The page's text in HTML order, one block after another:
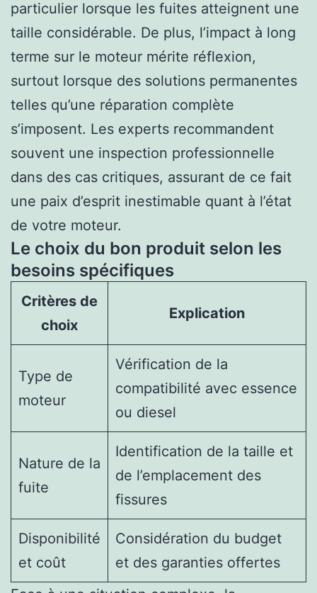
particulier lorsque les fuites atteignent une
taille considérable. De plus, l’impact à long
terme sur le moteur mérite réflexion,
surtout lorsque des solutions permanentes
telles qu’une réparation complète
s’imposent. Les experts recommandent
souvent une inspection professionnelle
dans des cas critiques, assurant de ce fait
une paix d’esprit inestimable quant à l’état
de votre moteur.
Le choix du bon produit selon les
besoins spécifiques
Critères de
choix
Explication
Type de
moteur
Vérification de la
compatibilité avec essence
ou diesel
Nature de la
fuite
Identification de la taille et
de l’emplacement des
fissures
Disponibilité
et coût
Considération du budget
et des garanties offertes